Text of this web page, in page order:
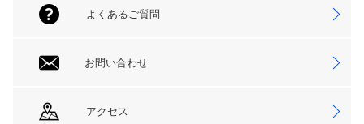
よくあるご質問
お問い合わせ
アクセス